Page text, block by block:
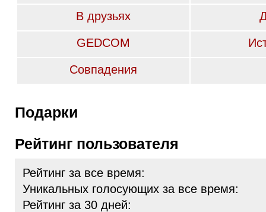
В друзьях
GEDCOM
Совпадения
Подарки
Рейтинг пользователя
Рейтинг за все время:
Уникальных голосующих за все время:
Рейтинг за 30 дней: